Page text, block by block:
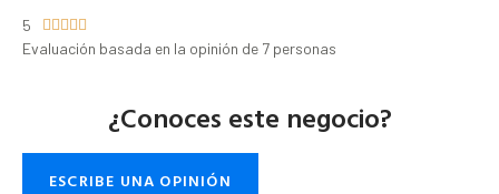
5     
Evaluación basada en la opinión de 7 personas
¿Conoces este negocio?
ESCRIBE UNA OPINIÓN